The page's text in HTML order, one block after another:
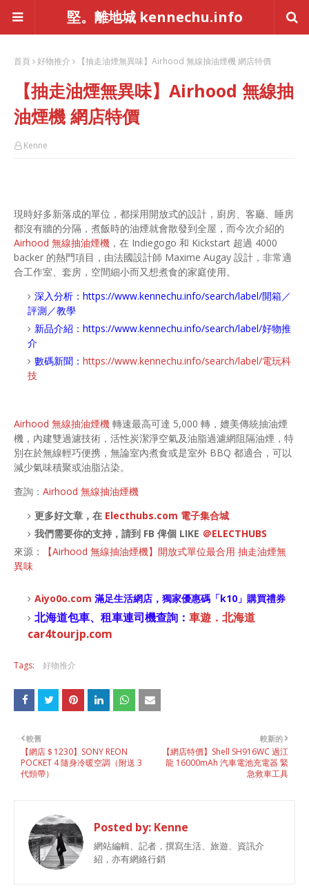
堅。離地城 kennechu.info
首頁 好物推介 【抽走油煙無異味】Airhood 無線抽油煙機 網店特價
【抽走油煙無異味】Airhood 無線抽
油煙機 網店特價
Kenne
現時好多新落成的單位，都採用開放式的設計，廚房、客廳、睡房
都沒有牆的分隔，煮飯時的油煙就會散發到全屋，而今次介紹的
Airhood 無線抽油煙機 ，在 Indiegogo 和 Kickstart 超過 4000
backer 的熱門項目，由法國設計師 Maxime Augay 設計，非常適
合工作室、套房，空間細小而又想煮食的家庭使用。
深入分析： https://www.kennechu.info/search/label/開箱／
評測／教學
新品介紹： https://www.kennechu.info/search/label/好物推
介
數碼新聞： https://www.kennechu.info/search/label/電玩科
技
Airhood 無線抽油煙機 轉速最高可達 5,000 轉，媲美傳統抽油煙
機，內建雙過濾技術，活性炭潔淨空氣及油脂過濾網阻隔油煙，特
別在於無線輕巧便携，無論室內煮食或是室外 BBQ 都適合，可以
減少氣味積聚或油脂沾染。
查詢： Airhood 無線抽油煙機
更多好文章，在 Electhubs.com 電子集合城
我們需要你的支持，請到 FB 俾個 LIKE ＠ELECTHUBS
來源：
【Airhood 無線抽油煙機】開放式單位最合用 抽走油煙無
異味
Aiyo0o.com 滿足生活網店， 獨家優惠碼「k10 」購買禮券
北海道包車、租車連司機查詢： 車遊．北海道
car4tourjp.com
Tags: 好物推介
較新的
【網店特價】Shell SH916WC 過江
龍 16000mAh 汽車電池充電器 緊
急救車工具
較舊
【網店＄1230】SONY REON
POCKET 4 隨身冷暖空調（附送 3
代頸帶）
Posted by: Kenne
網站編輯、記者，撰寫生活、旅遊、資訊介
紹，亦有網絡行銷